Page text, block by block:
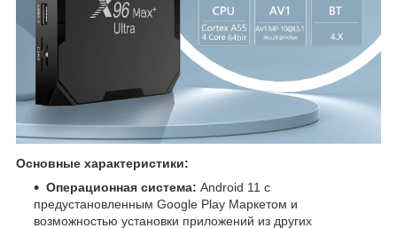
Основные характеристики:
Операционная система: Android 11 с
предустановленным Google Play Маркетом и
возможностью установки приложений из других